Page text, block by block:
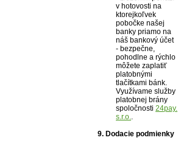
v hotovosti na
ktorejkoľvek
pobočke našej
banky priamo na
náš bankový účet
- bezpečne,
pohodlne a rýchlo
môžete zaplatiť
platobnými
tlačítkami bánk.
Využívame služby
platobnej brány
spoločnosti 24pay.
s.r.o..
9. Dodacie podmienky